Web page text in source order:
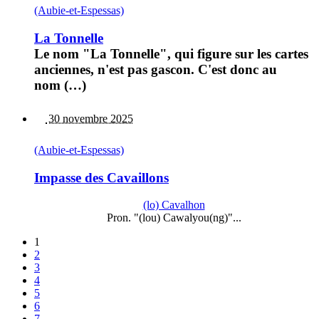
(Aubie-et-Espessas)
La Tonnelle
Le nom "La Tonnelle", qui figure sur les cartes
anciennes, n'est pas gascon. C'est donc au
nom (…)
30 novembre 2025
(Aubie-et-Espessas)
Impasse des Cavaillons
(lo) Cavalhon
Pron. "(lou) Cawalyou(ng)"...
1
2
3
4
5
6